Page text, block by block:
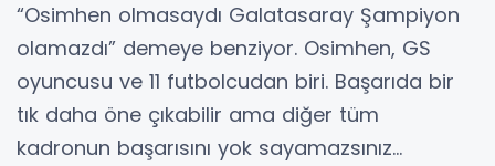
“Osimhen olmasaydı Galatasaray Şampiyon
olamazdı” demeye benziyor. Osimhen, GS
oyuncusu ve 11 futbolcudan biri. Başarıda bir
tık daha öne çıkabilir ama diğer tüm
kadronun başarısını yok sayamazsınız...